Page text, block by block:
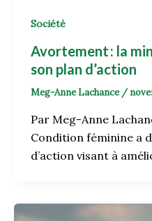
Société
Avortement : la
son plan d’action
Meg-Anne Lachance /
Par Meg-Anne
Condition féminine a
d’action visant à